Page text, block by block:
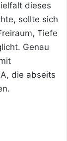
dieses
sollte sich
Tiefe
Genau
die abseits